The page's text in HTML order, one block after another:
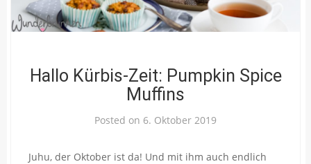
Hallo Kürbis-Zeit: Pumpkin Spice
Muffins
Posted on 6. Oktober 2019
Juhu, der Oktober ist da! Und mit ihm auch endlich